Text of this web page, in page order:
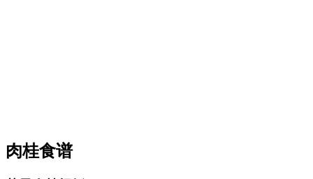
肉桂食谱